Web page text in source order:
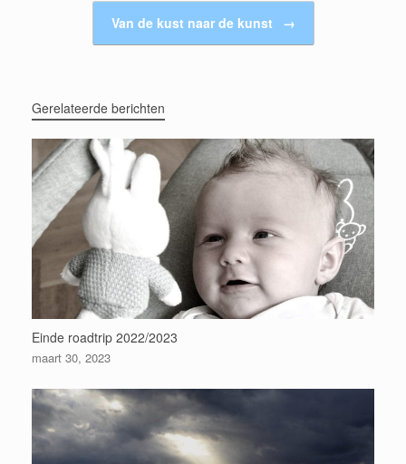
Van de kust naar de kunst →
Gerelateerde berichten
Einde roadtrip 2022/2023
maart 30, 2023